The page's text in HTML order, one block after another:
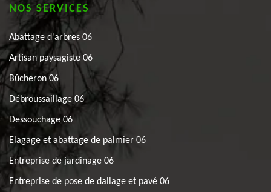
NOS SERVICES
Abattage d'arbres 06
Artisan paysagiste 06
Bûcheron 06
Débroussaillage 06
Dessouchage 06
Elagage et abattage de palmier 06
Entreprise de jardinage 06
Entreprise de pose de dallage et pavé 06